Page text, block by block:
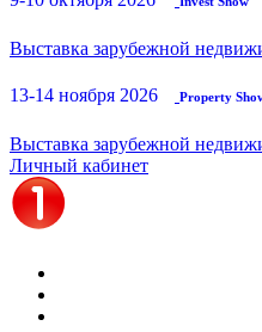
Выставка зарубежной
13-14 ноября 2026 Property
Выставка зарубежной
Личный кабинет